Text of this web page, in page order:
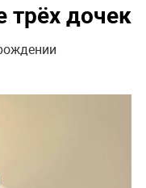
трёх дочек